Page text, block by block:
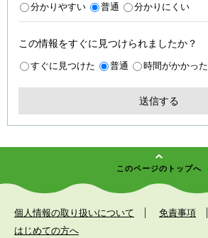
分かりやすい 普通 分かりにくい
この情報をすぐに見つけられましたか？
すぐに見つけた 普通 時間がかかった
このページのトップへ
個人情報の取り扱いについて 免責事項
はじめての方へ